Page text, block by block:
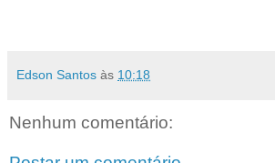
Edson Santos às 10:18
Nenhum comentário: